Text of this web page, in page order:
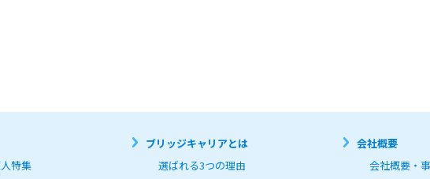
特集
ブリッジキャリアとは
選ばれる3つの理由
会社概要
会社概要・